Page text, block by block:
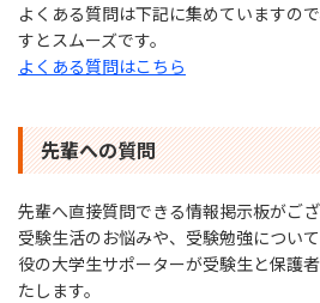
よくある質問は下記に集めていますの
すとスムーズです。
よくある質問はこちら
先輩への質問
先輩へ直接質問できる情報掲⽰板がござ
受験⽣活のお悩みや、受験勉強につい
役の⼤学⽣サポーターが受験⽣と保護
たします。